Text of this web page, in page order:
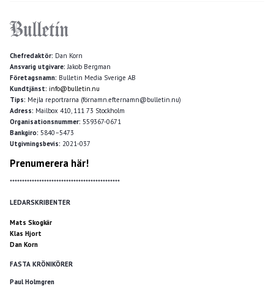
Chefredaktör: Dan Korn
Ansvarig utgivare:Jakob Bergman
Företagsnamn: Bulletin Media Sverige AB
Kundtjänst: info@bulletin.nu
Tips: Mejla reportrarna (förnamn.efternamn@bulletin.nu)
Adress: Mailbox 410, 111 73 Stockholm
Organisationsnummer: 559367-0671
Bankgiro: 5840–5473
Utgivningsbevis: 2021-037
Prenumerera här!
*********************************************
LEDARSKRIBENTER
Mats Skogkär
Klas Hjort
Dan Korn
FASTA KRÖNIKÖRER
Paul Holmgren